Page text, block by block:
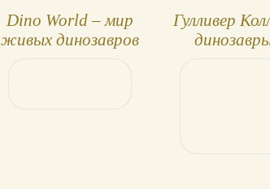
Dino World – мир
живых динозавров
Гулливер